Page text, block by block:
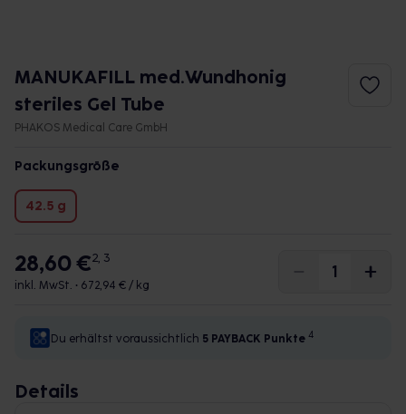
MANUKAFILL med.Wundhonig
steriles Gel Tube
PHAKOS Medical Care GmbH
Packungsgröße
42.5 g
28,60 €2, 3
inkl. MwSt. • 672,94 € / kg
Du erhältst voraussichtlich 5 PAYBACK Punkte 4
Details